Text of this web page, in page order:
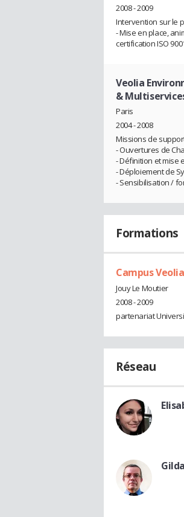
2008 - 2009
Intervention sur le
- Mise en place,
certification ISO
Veolia
&
Paris
2004 - 2008
Missions de
- Ouvertures de
- Définition et mise
- Déploiement de
- Sensibilisation /
Formations
Campus
Jouy Le Moutier
2008 - 2009
partenariat
Réseau